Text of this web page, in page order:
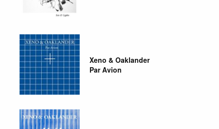
Xeno & Oaklander
Par Avion